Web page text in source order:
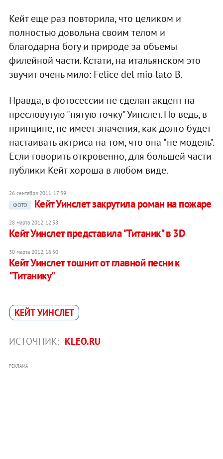
Кейт еще раз повторила, что целиком и
полностью довольна своим телом и
благодарна богу и природе за объемы
филейной части. Кстати, на итальянском это
звучит очень мило: Felice del mio lato B.
Правда, в фотосессии не сделан акцент на
пресловутую "пятую точку" Уинслет. Но ведь, в
принципе, не имеет значения, как долго будет
настаивать актриса на том, что она "не модель".
Если говорить откровенно, для большей части
публики Кейт хороша в любом виде.
26 сентября 2011, 17:59
ФОТО
Кейт Уинслет закрутила роман на пожаре
28 марта 2012, 12:58
Кейт Уинслет представила "Титаник" в 3D
30 марта 2012, 16:50
Кейт Уинслет тошнит от главной песни к
"Титанику"
КЕЙТ УИНСЛЕТ
ИСТОЧНИК: KLEO.RU
РЕКЛАМА